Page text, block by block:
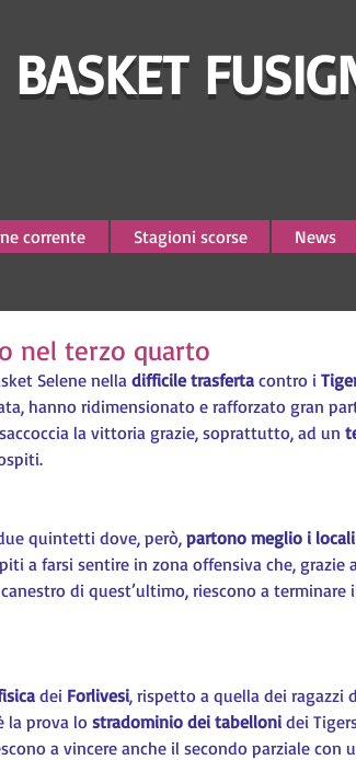
BASKET
corrente Stagioni scorse News
nel terzo quarto
Selene nella difficile trasferta contro i
hanno ridimensionato e rafforzato gran
la vittoria grazie, soprattutto, ad un
quintetti dove, però, partono meglio i locali
a farsi sentire in zona offensiva che, grazie
di quest’ultimo, riescono a terminare
dei Forlivesi, rispetto a quella dei ragazzi
la prova lo stradominio dei tabelloni dei
a vincere anche il secondo parziale con